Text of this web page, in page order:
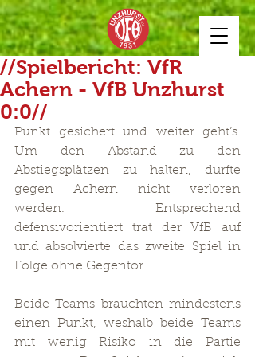
//Spielbericht: VfR
Achern - VfB Unzhurst
0:0//
Punkt gesichert und weiter geht’s.
Um den Abstand zu den
Abstiegsplätzen zu halten, durfte
gegen Achern nicht verloren
werden. Entsprechend
defensivorientiert trat der VfB auf
und absolvierte das zweite Spiel in
Folge ohne Gegentor.
Beide Teams brauchten mindestens
einen Punkt, weshalb beide Teams
mit wenig Risiko in die Partie